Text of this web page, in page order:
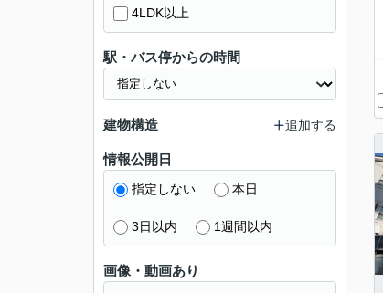
4LDK以上
駅・バス停からの時間
建物構造 追加する
情報公開日
指定しない 本日
3日以内 1週間以内
画像・動画あり